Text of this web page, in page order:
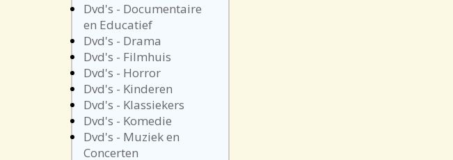
Dvd's - Documentaire
en Educatief
Dvd's - Drama
Dvd's - Filmhuis
Dvd's - Horror
Dvd's - Kinderen
Dvd's - Klassiekers
Dvd's - Komedie
Dvd's - Muziek en
Concerten